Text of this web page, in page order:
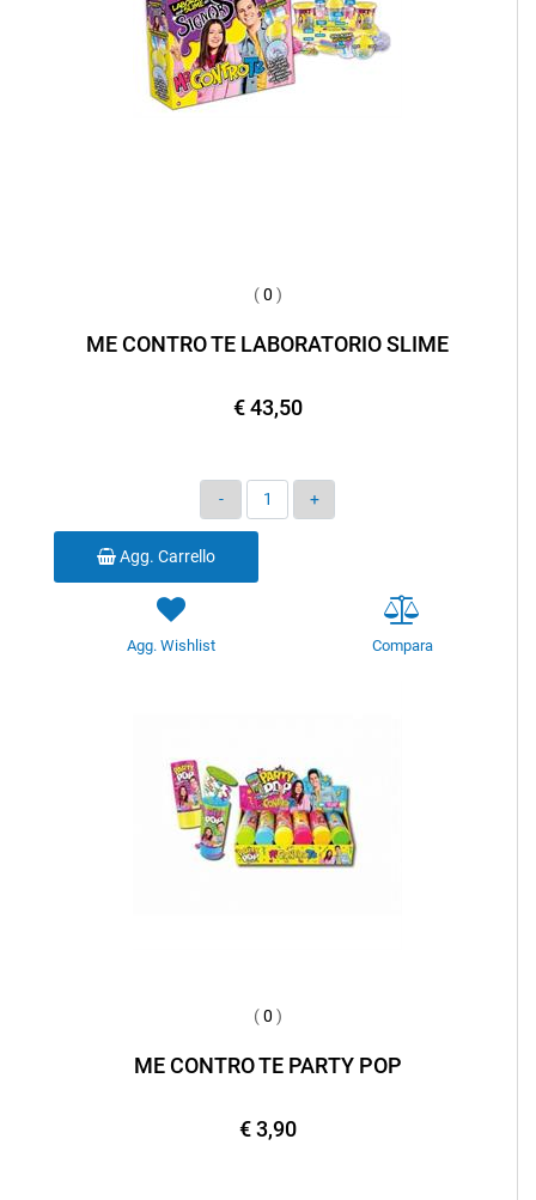
(0 )
ME CONTRO TE LABORATORIO SLIME
€ 43,50
Quantità
Agg. Carrello
Agg. Wishlist Compara
(0 )
ME CONTRO TE PARTY POP
€ 3,90